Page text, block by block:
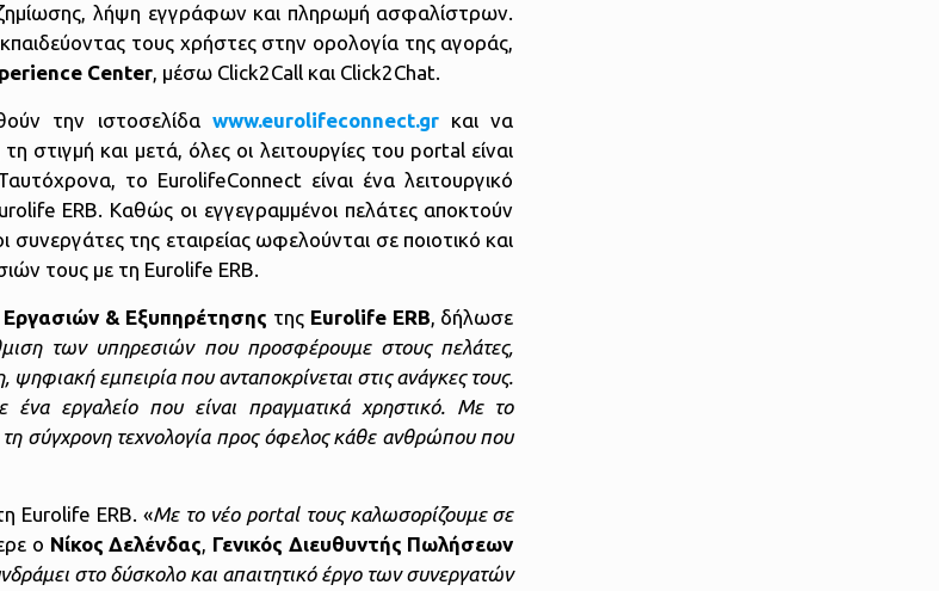
λήψη εγγράφων και πληρωμή ασφαλίστρων.
τους χρήστες στην ορολογία της αγοράς,
Center, μέσω Click2Call και Click2Chat.
την ιστοσελίδα www.eurolifeconnect.grκαι να
και μετά, όλες οι λειτουργίες του portal είναι
το EurolifeConnect είναι ένα λειτουργικό
ERB. Καθώς οι εγγεγραμμένοι πελάτες αποκτούν
της εταιρείας ωφελούνται σε ποιοτικό και
τους με τη Eurolife ERB.
& Εξυπηρέτησης της Eurolife ERB, δήλωσε
των υπηρεσιών που προσφέρουμε στους πελάτες,
εμπειρία που ανταποκρίνεται στις ανάγκες τους.
ένα εργαλείο που είναι πραγματικά χρηστικό. Με το
τη σύγχρονη τεχνολογία προς όφελος κάθε ανθρώπου που
Eurolife ERB. «Με το νέο portalτους καλωσορίζουμε σε
ο Νίκος Δελένδας, Γενικός Διευθυντής Πωλήσεων
στο δύσκολο και απαιτητικό έργο των συνεργατών